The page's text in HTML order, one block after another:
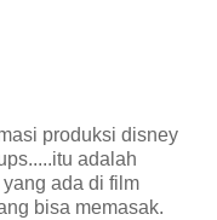
produksi disney
adalah
ada di film
bisa memasak.